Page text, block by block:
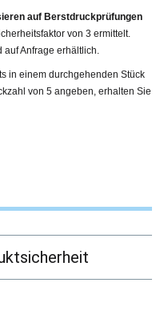
auf Berstdruckprüfungen
von 3 ermittelt.
auf Anfrage erhältlich.
in einem durchgehenden Stück
von 5 angeben, erhalten Sie